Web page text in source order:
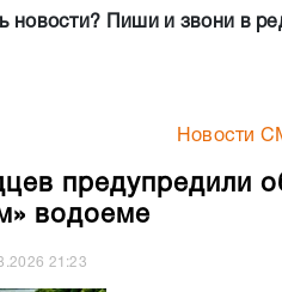
новости? Пиши и звони в
Новости
предупредили
водоеме
21:23